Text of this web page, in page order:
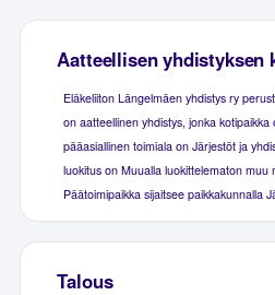
Aatteellisen yhdistyksen
Eläkeliiton Längelmäen yhdistys ry
on aatteellinen yhdistys, jonka kotipaikka
pääasiallinen toimiala on Järjestöt ja
luokitus on Muualla luokittelematon muu
Päätoimipaikka sijaitsee paikkakunnalla
Talous